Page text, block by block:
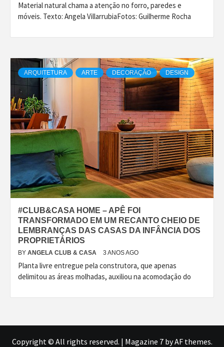
Material natural chama a atenção no forro, paredes e
móveis. Texto: Angela VillarrubiaFotos: Guilherme Rocha
ARQUITETURA ARTE DECORAÇÃO DESIGN
#CLUB&CASA HOME – APÊ FOI
TRANSFORMADO EM UM RECANTO CHEIO DE
LEMBRANÇAS DAS CASAS DA INFÂNCIA DOS
PROPRIETÁRIOS
BY ANGELA CLUB & CASA 3 ANOS AGO
Planta livre entregue pela construtora, que apenas
delimitou as áreas molhadas, auxiliou na acomodação do
Copyright © All rights reserved. | Magazine 7by AF themes.